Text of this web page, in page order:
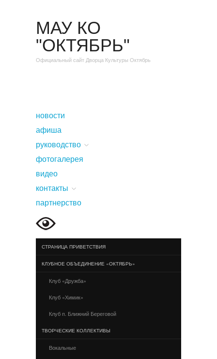
МАУ КО
"ОКТЯБРЬ"
Официальный сайт Дворца Культуры Октябрь
новости
афиша
руководство
фотогалерея
видео
контакты
партнерство
СТРАНИЦА ПРИВЕТСТВИЯ
КЛУБНОЕ ОБЪЕДИНЕНИЕ «ОКТЯБРЬ»
Клуб «Дружба»
Клуб «Химик»
Клуб п. Ближний Береговой
ТВОРЧЕСКИЕ КОЛЛЕКТИВЫ
Вокальные